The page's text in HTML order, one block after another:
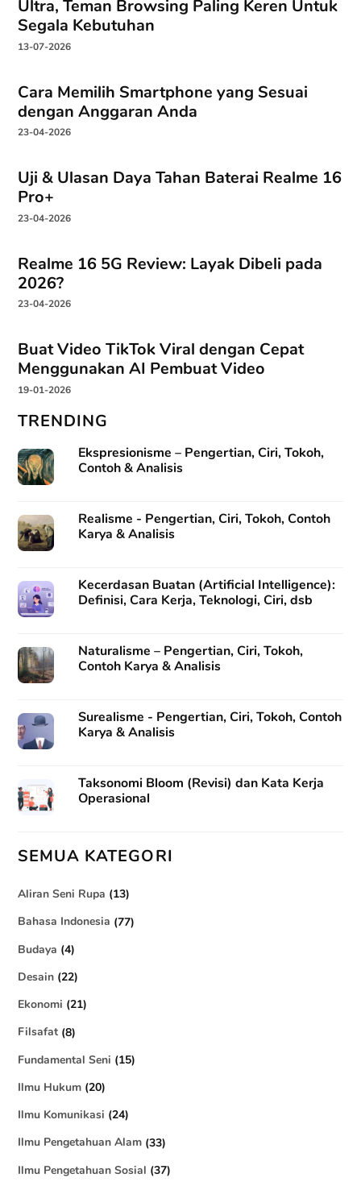
Ultra, Teman Browsing Paling Keren Untuk
Segala Kebutuhan
13-07-2026
Cara Memilih Smartphone yang Sesuai
dengan Anggaran Anda
23-04-2026
Uji & Ulasan Daya Tahan Baterai Realme 16
Pro+
23-04-2026
Realme 16 5G Review: Layak Dibeli pada
2026?
23-04-2026
Buat Video TikTok Viral dengan Cepat
Menggunakan AI Pembuat Video
19-01-2026
TRENDING
Ekspresionisme – Pengertian, Ciri, Tokoh,
Contoh & Analisis
Realisme - Pengertian, Ciri, Tokoh, Contoh
Karya & Analisis
Kecerdasan Buatan (Artificial Intelligence):
Definisi, Cara Kerja, Teknologi, Ciri, dsb
Naturalisme – Pengertian, Ciri, Tokoh,
Contoh Karya & Analisis
Surealisme - Pengertian, Ciri, Tokoh, Contoh
Karya & Analisis
Taksonomi Bloom (Revisi) dan Kata Kerja
Operasional
SEMUA KATEGORI
Aliran Seni Rupa (13)
Bahasa Indonesia (77)
Budaya (4)
Desain (22)
Ekonomi (21)
Filsafat (8)
Fundamental Seni (15)
Ilmu Hukum (20)
Ilmu Komunikasi (24)
Ilmu Pengetahuan Alam (33)
Ilmu Pengetahuan Sosial (37)